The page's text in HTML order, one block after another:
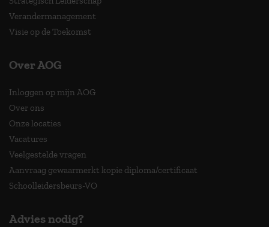
Verandermanagement
Visie op de Toekomst
Over AOG
Inloggen op mijn AOG
Over ons
Onze locaties
Vacatures
Veelgestelde vragen
Aanvraag gewaarmerkt kopie diploma/certificaat
Schoolleidersbeurs-VO
Advies nodig?